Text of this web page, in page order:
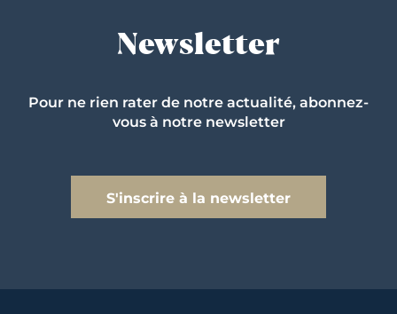
Newsletter
Pour ne rien rater de notre actualité, abonnez-
vous à notre newsletter
S'inscrire à la newsletter